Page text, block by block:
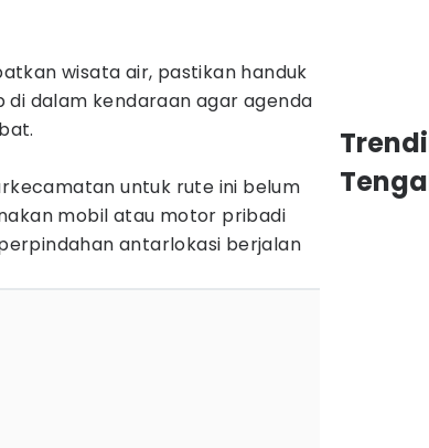
wisata air, pastikan handuk
di dalam kendaraan agar agenda
untuk rute ini belum
mobil atau motor pribadi
antarlokasi berjalan